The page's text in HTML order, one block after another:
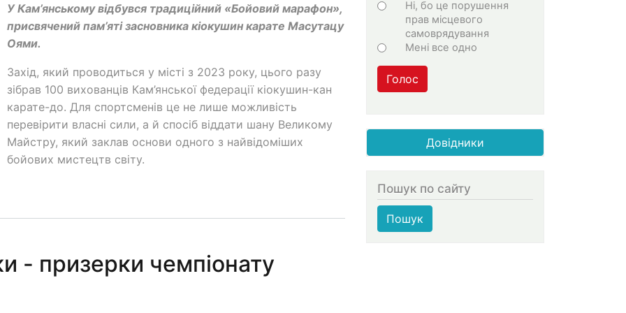
У Кам’янському відбувся традиційний «Бойовий марафон»,
присвячений пам’яті засновника кіокушин карате Масутацу
Оями.
Захід, який проводиться у місті з 2023 року, цього разу
зібрав 100 вихованців Кам’янської федерації кіокушин-кан
карате-до. Для спортсменів це не лише можливість
перевірити власні сили, а й спосіб віддати шану Великому
Майстру, який заклав основи одного з найвідоміших
бойових мистецтв світу.
- призерки чемпіонату
Ні, бо це порушення
прав місцевого
самоврядування
Мені все одно
Голос
Довідники
Пошук по сайту
Пошук